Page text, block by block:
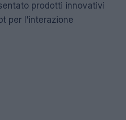
prodotti innovativi
per l’interazione